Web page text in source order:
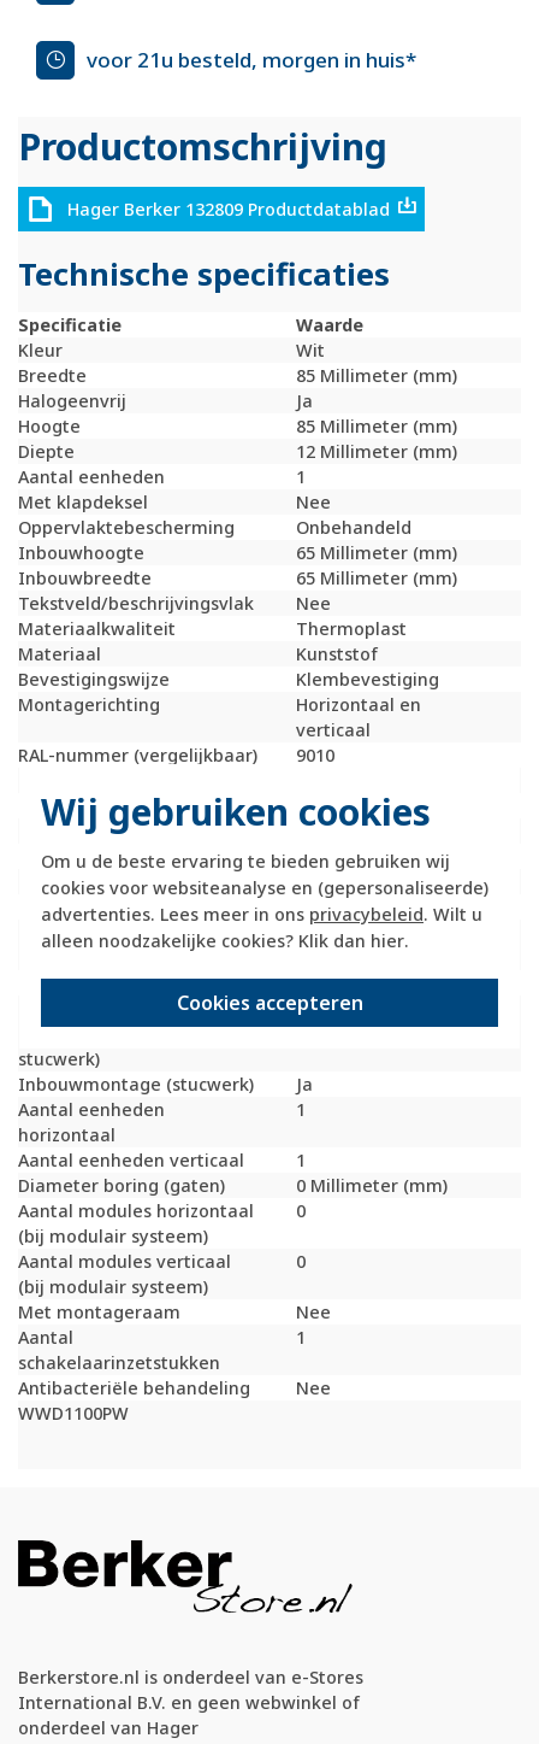
Wij gebruiken cookies
Om u de beste ervaring te bieden gebruiken wij
cookies voor websiteanalyse en (gepersonaliseerde)
advertenties. Lees meer in ons privacybeleid. Wilt u
alleen noodzakelijke cookies? Klik dan hier.
Cookies accepteren
voor 21u besteld, morgen in huis*
Productomschrijving
Hager Berker 132809 Productdatablad
Technische specificaties
Specificatie
Waarde
Kleur
Wit
Breedte
85 Millimeter (mm)
Halogeenvrij
Ja
Hoogte
85 Millimeter (mm)
Diepte
12 Millimeter (mm)
Aantal eenheden
1
Met klapdeksel
Nee
Oppervlaktebescherming
Onbehandeld
Inbouwhoogte
65 Millimeter (mm)
Inbouwbreedte
65 Millimeter (mm)
Tekstveld/beschrijvingsvlak
Nee
Materiaalkwaliteit
Thermoplast
Materiaal
Kunststof
Bevestigingswijze
Klembevestiging
Montagerichting
Horizontaal en
verticaal
RAL-nummer (vergelijkbaar)
9010
Beschermingsgraad (IP)
IP44
Geschikt voor vloerpot
Nee
Transparant
Nee
Uitvoering oppervlakte
Glanzend
Geschikt voor wandgoot
Ja
Geschikt voor
inbouwinstallatie (stucwerk)
Ja
Bondige uitvoering
Nee
inbouwinstallatie (geen
stucwerk)
Ja
Inbouwmontage (stucwerk)
Ja
Aantal eenheden
horizontaal
1
Aantal eenheden verticaal
1
Diameter boring (gaten)
0 Millimeter (mm)
Aantal modules horizontaal
(bij modulair systeem)
0
Aantal modules verticaal
(bij modulair systeem)
0
Met montageraam
Nee
Aantal
schakelaarinzetstukken
1
Antibacteriële behandeling
Nee
WWD1100PW
Berkerstore.nl is onderdeel van e-Stores
International B.V. en geen webwinkel of
onderdeel van Hager